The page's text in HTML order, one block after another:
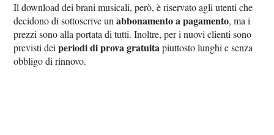
Il download dei brani musicali, però, è riservato agli utenti che
decidono di sottoscrive unabbonamento a pagamento, ma i
prezzi sono alla portata di tutti. Inoltre, per i nuovi clienti sono
previsti deiperiodi di prova gratuitapiuttosto lunghi e senza
obbligo di rinnovo.